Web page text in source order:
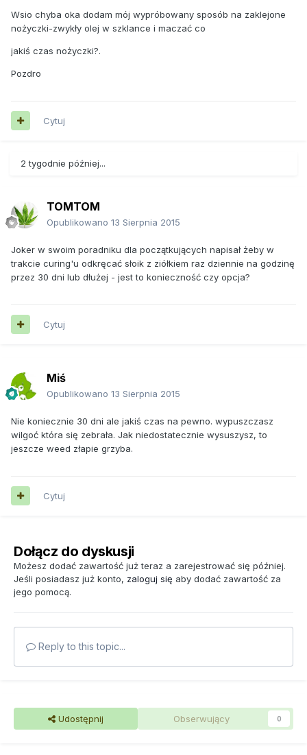
Wsio chyba oka dodam mój wypróbowany sposób na zaklejone
nożyczki-zwykły olej w szklance i maczać co
jakiś czas nożyczki?.
Pozdro
Cytuj
2 tygodnie później...
TOMTOM
Opublikowano 13 Sierpnia 2015
Joker w swoim poradniku dla początkujących napisał żeby w
trakcie curing'u odkręcać słoik z ziółkiem raz dziennie na godzinę
przez 30 dni lub dłużej - jest to konieczność czy opcja?
Cytuj
Miś
Opublikowano 13 Sierpnia 2015
Nie koniecznie 30 dni ale jakiś czas na pewno. wypuszczasz
wilgoć która się zebrała. Jak niedostatecznie wysuszysz, to
jeszcze weed złapie grzyba.
Cytuj
Dołącz do dyskusji
Możesz dodać zawartość już teraz a zarejestrować się później.
Jeśli posiadasz już konto, zaloguj się aby dodać zawartość za
jego pomocą.
Reply to this topic...
Udostępnij Obserwujący 0